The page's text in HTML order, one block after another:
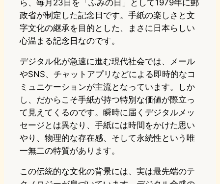
ら、毎月23日を「ふみの日」として1979年に郵
政省が制定した記念日です。手紙の楽しさと文
字文化の継承を目的とした、まさに日本らしい
心温まる記念日なのです。
デジタル化が急速に進む現代社会では、メール
やSNS、チャットアプリなどによる即時的なコ
ミュニケーションが主流となっています。しか
し、だからこそ手紙が持つ特別な価値が際立っ
て見えてくるのです。瞬時に届くデジタルメッ
セージとは異なり、手紙には時間をかけた思い
やり、物理的な存在感、そして永続性という唯
一無二の特質があります。
この伝統的な文化の背景には、実は最先端のテ